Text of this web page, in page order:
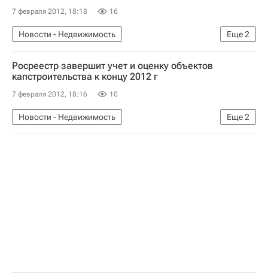
7 февраля 2012, 18:18 16
Еще2
Новости - Недвижимость
Федеральная служба государственной регистрации, кадастра и картографии (Росреестр)
Россия
Росреестр завершит учет и оценку объектов
капстроительства к концу 2012 г
7 февраля 2012, 18:16 10
Еще2
Новости - Недвижимость
Федеральная служба государственной регистрации, кадастра и картографии (Росреестр)